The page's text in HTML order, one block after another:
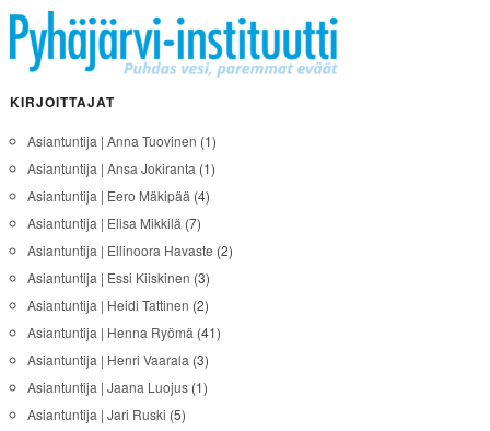
KIRJOITTAJAT
Asiantuntija | Anna Tuovinen (1)
Asiantuntija | Ansa Jokiranta (1)
Asiantuntija | Eero Mäkipää (4)
Asiantuntija | Elisa Mikkilä (7)
Asiantuntija | Ellinoora Havaste (2)
Asiantuntija | Essi Kiiskinen (3)
Asiantuntija | Heidi Tattinen (2)
Asiantuntija | Henna Ryömä (41)
Asiantuntija | Henri Vaarala (3)
Asiantuntija | Jaana Luojus(1)
Asiantuntija | Jari Ruski (5)